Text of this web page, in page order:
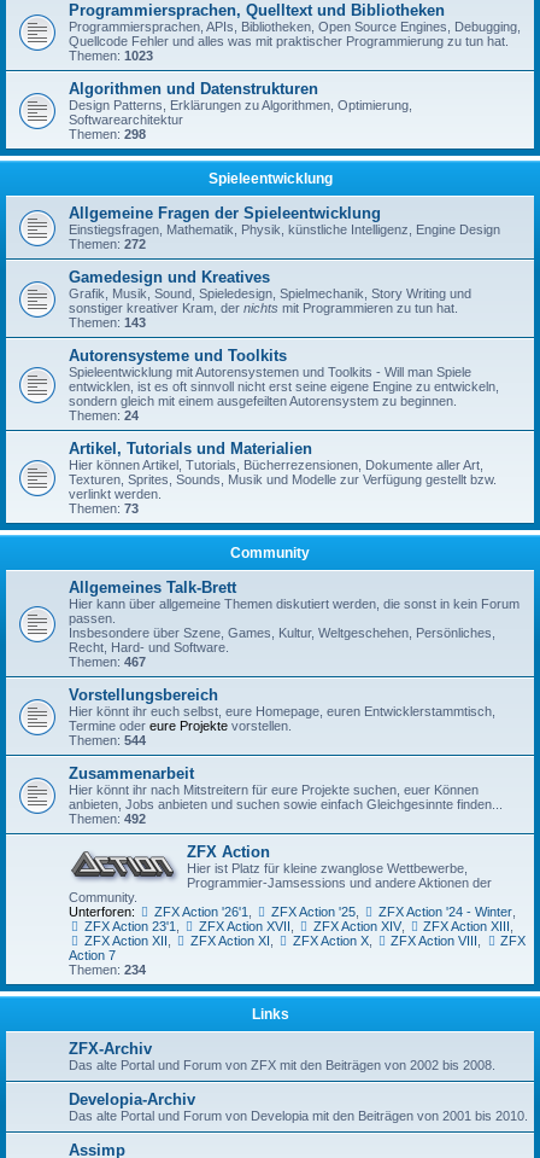
Programmiersprachen, Quelltext und Bibliotheken
Programmiersprachen, APIs, Bibliotheken, Open Source Engines, Debugging,
Quellcode Fehler und alles was mit praktischer Programmierung zu tun hat.
Themen: 1023
Algorithmen und Datenstrukturen
Design Patterns, Erklärungen zu Algorithmen, Optimierung,
Softwarearchitektur
Themen: 298
Spieleentwicklung
Allgemeine Fragen der Spieleentwicklung
Einstiegsfragen, Mathematik, Physik, künstliche Intelligenz, Engine Design
Themen: 272
Gamedesign und Kreatives
Grafik, Musik, Sound, Spieledesign, Spielmechanik, Story Writing und
sonstiger kreativer Kram, der nichts mit Programmieren zu tun hat.
Themen: 143
Autorensysteme und Toolkits
Spieleentwicklung mit Autorensystemen und Toolkits - Will man Spiele
entwicklen, ist es oft sinnvoll nicht erst seine eigene Engine zu entwickeln,
sondern gleich mit einem ausgefeilten Autorensystem zu beginnen.
Themen: 24
Artikel, Tutorials und Materialien
Hier können Artikel, Tutorials, Bücherrezensionen, Dokumente aller Art,
Texturen, Sprites, Sounds, Musik und Modelle zur Verfügung gestellt bzw.
verlinkt werden.
Themen: 73
Community
Allgemeines Talk-Brett
Hier kann über allgemeine Themen diskutiert werden, die sonst in kein Forum
passen.
Insbesondere über Szene, Games, Kultur, Weltgeschehen, Persönliches,
Recht, Hard- und Software.
Themen: 467
Vorstellungsbereich
Hier könnt ihr euch selbst, eure Homepage, euren Entwicklerstammtisch,
Termine oder eure Projekte vorstellen.
Themen: 544
Zusammenarbeit
Hier könnt ihr nach Mitstreitern für eure Projekte suchen, euer Können
anbieten, Jobs anbieten und suchen sowie einfach Gleichgesinnte finden...
Themen: 492
ZFX Action
Hier ist Platz für kleine zwanglose Wettbewerbe,
Programmier-Jamsessions und andere Aktionen der
Community.
Unterforen:
ZFX Action '26'1, ZFX Action '25, ZFX Action '24 - Winter,
ZFX Action 23'1, ZFX Action XVII , ZFX Action XIV, ZFX Action XIII ,
ZFX Action XII , ZFX Action XI , ZFX Action X, ZFX Action VIII ,
ZFX
Action 7
Themen: 234
Links
ZFX-Archiv
Das alte Portal und Forum von ZFX mit den Beiträgen von 2002 bis 2008.
Developia-Archiv
Das alte Portal und Forum von Developia mit den Beiträgen von 2001 bis 2010.
Assimp